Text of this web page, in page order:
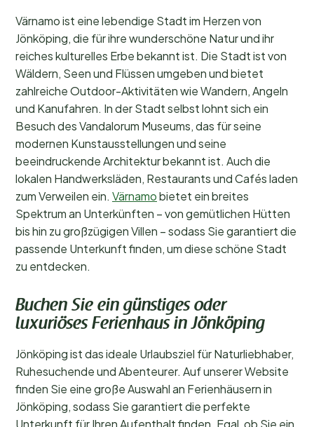
Värnamo ist eine lebendige Stadt im Herzen von
Jönköping, die für ihre wunderschöne Natur und ihr
reiches kulturelles Erbe bekannt ist. Die Stadt ist von
Wäldern, Seen und Flüssen umgeben und bietet
zahlreiche Outdoor-Aktivitäten wie Wandern, Angeln
und Kanufahren. In der Stadt selbst lohnt sich ein
Besuch des Vandalorum Museums, das für seine
modernen Kunstausstellungen und seine
beeindruckende Architektur bekannt ist. Auch die
lokalen Handwerksläden, Restaurants und Cafés laden
zum Verweilen ein. Värnamobietet ein breites
Spektrum an Unterkünften – von gemütlichen Hütten
bis hin zu großzügigen Villen – sodass Sie garantiert die
passende Unterkunft finden, um diese schöne Stadt
zu entdecken.
Buchen Sie ein günstiges oder
luxuriöses Ferienhaus in Jönköping
Jönköping ist das ideale Urlaubsziel für Naturliebhaber,
Ruhesuchende und Abenteurer. Auf unserer Website
finden Sie eine große Auswahl an Ferienhäusern in
Jönköping, sodass Sie garantiert die perfekte
Unterkunft für Ihren Aufenthalt finden. Egal, ob Sie ein